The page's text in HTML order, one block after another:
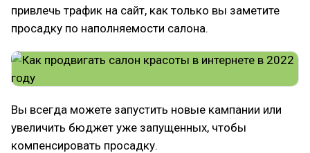
привлечь трафик на сайт, как только вы заметите
просадку по наполняемости салона.
Вы всегда можете запустить новые кампании или
увеличить бюджет уже запущенных, чтобы
компенсировать просадку.